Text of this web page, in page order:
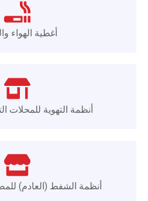
أغطية الهواء
أنظمة التهوية للمحلات
أنظمة الشفط (العادم)